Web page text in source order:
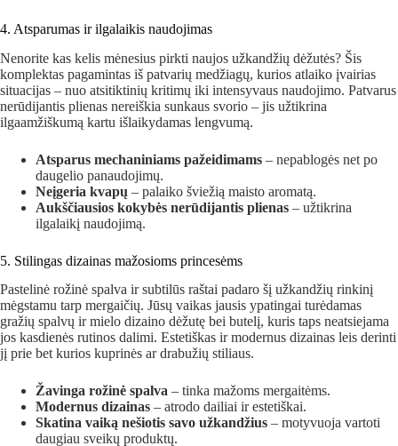
4. Atsparumas ir ilgalaikis naudojimas
Nenorite kas kelis mėnesius pirkti naujos užkandžių dėžutės? Šis
komplektas pagamintas iš patvarių medžiagų, kurios atlaiko įvairias
situacijas – nuo atsitiktinių kritimų iki intensyvaus naudojimo. Patvarus
nerūdijantis plienas nereiškia sunkaus svorio – jis užtikrina
ilgaamžiškumą kartu išlaikydamas lengvumą.
Atsparus mechaniniams pažeidimams – nepablogės net po
daugelio panaudojimų.
Neįgeria kvapų – palaiko šviežią maisto aromatą.
Aukščiausios kokybės nerūdijantis plienas – užtikrina
ilgalaikį naudojimą.
5. Stilingas dizainas mažosioms princesėms
Pastelinė rožinė spalva ir subtilūs raštai padaro šį užkandžių rinkinį
mėgstamu tarp mergaičių. Jūsų vaikas jausis ypatingai turėdamas
gražių spalvų ir mielo dizaino dėžutę bei butelį, kuris taps neatsiejama
jos kasdienės rutinos dalimi. Estetiškas ir modernus dizainas leis derinti
jį prie bet kurios kuprinės ar drabužių stiliaus.
Žavinga rožinė spalva – tinka mažoms mergaitėms.
Modernus dizainas – atrodo dailiai ir estetiškai.
Skatina vaiką nešiotis savo užkandžius – motyvuoja vartoti
daugiau sveikų produktų.